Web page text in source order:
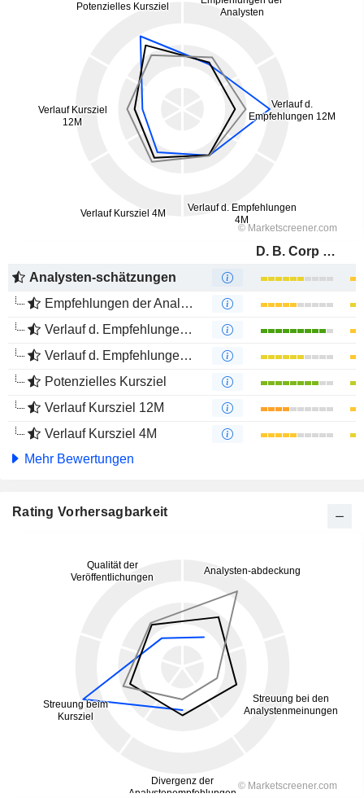
D. B. Corp Limited
Analysten-schätzungen
Empfehlungen der Analysten
Verlauf d. Empfehlungen 12M
Verlauf d. Empfehlungen 4M
Potenzielles Kursziel
Verlauf Kursziel 12M
Verlauf Kursziel 4M
Mehr Bewertungen
Rating Vorhersagbarkeit